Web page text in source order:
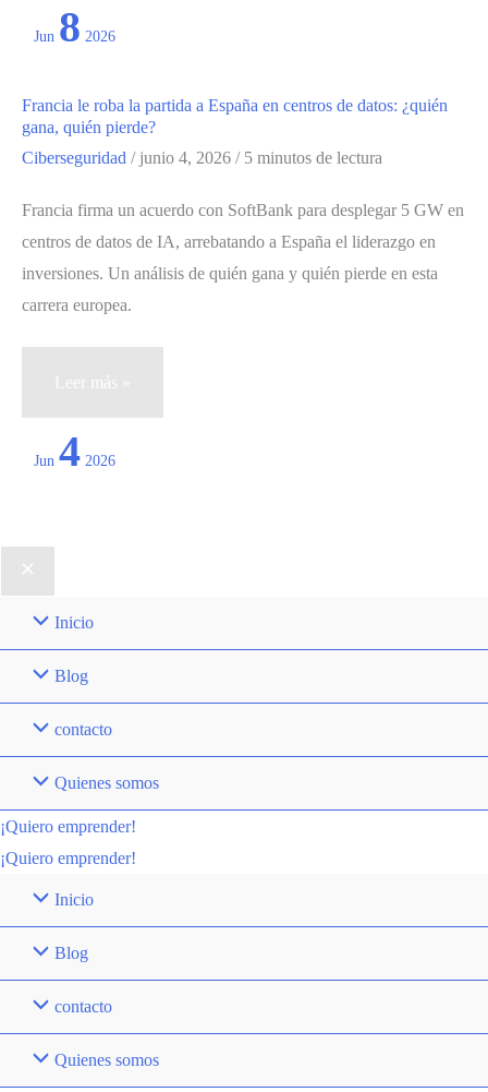
serio:
contra
de
datos
sensibles
Jun 8 2026
Francia le roba la partida a España en centros de datos: ¿quién
gana, quién pierde?
Ciberseguridad / junio 4, 2026 / 5 minutos de lectura
Francia firma un acuerdo con SoftBank para desplegar 5 GW en
centros de datos de IA, arrebatando a España el liderazgo en
inversiones. Un análisis de quién gana y quién pierde en esta
carrera europea.
Francia
roba
centros
de
¿quién
gana,
quién
pierde?
Leer más »
Jun 4 2026
Inicio
Blog
contacto
Quienes somos
¡Quiero emprender!
¡Quiero emprender!
Inicio
Blog
contacto
Quienes somos